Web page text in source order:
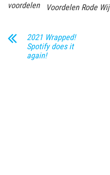
voordelen
Voordelen Rode
2021 Wrapped!
Spotify does it
again!